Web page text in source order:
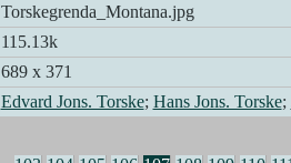
Torskegrenda_Montana.jpg
115.13k
689 x 371
Edvard Jons. Torske; Hans Jons. Torske;